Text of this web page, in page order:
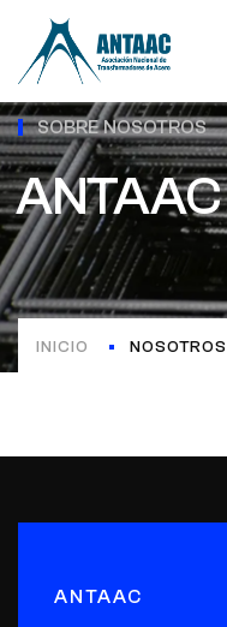
SOBRE NOSOTROS
ANTAAC
INICIO NOSOTROS
ANTAAC